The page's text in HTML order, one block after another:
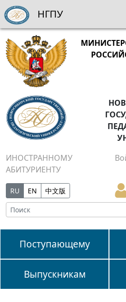
ИНОСТРАННОМУ
АБИТУРИЕНТУ
RU EN 中文版
Поступающему
Выпускникам
НГПУ